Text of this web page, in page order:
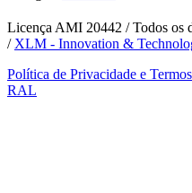
Licença AMI 20442 / Todos os
/ XLM - Innovation &
Política de Privacidade e
RAL